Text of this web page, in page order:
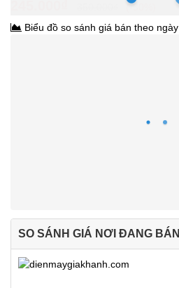
-30%
Biểu đồ so sánh giá bán theo ngày
SO SÁNH GIÁ NƠI ĐANG BÁN